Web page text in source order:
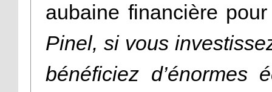
aubaine financière
Pinel, si vous
bénéficiez d’énormes